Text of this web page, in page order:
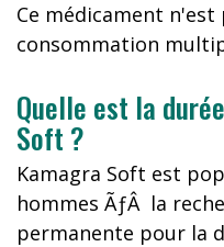
Ce médicament
consommation
Quelle est la
Soft ?
Kamagra Soft est
hommes ÃƒÂ la
permanente pour la